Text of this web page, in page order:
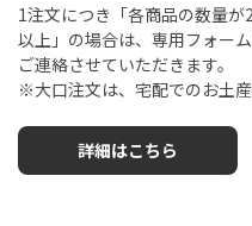
1注文につき「各商品の数量
以上」の場合は、専用フォー
ご連絡させていただきます。
※大口注文は、宅配でのお土産
詳細はこちら